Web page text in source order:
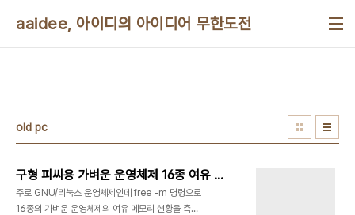
aaidee, 아이디의 아이디어 무한도전
old pc
구형 피씨용 가벼운 운영체제 16종 여유 메모리 비교
주로 GNU/리눅스 운영체제인데 free -m 명령으로
16종의 가벼운 운영체제의 여유 메모리 현황을 측정